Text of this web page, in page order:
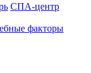
СПА-центр
факторы